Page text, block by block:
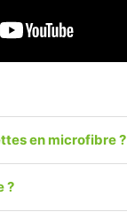
en microfibre ?
?